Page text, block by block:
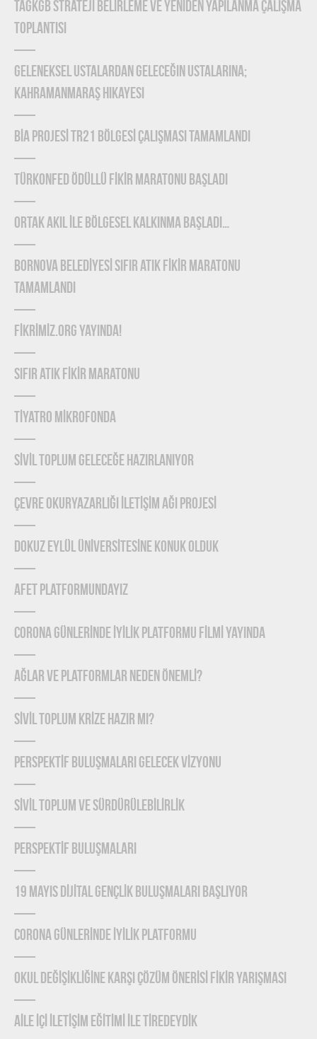
TAGKGB STRATEJİ BELİRLEME ve YENİDEN YAPILANMA ÇALIŞMA
TOPLANTISI
Geleneksel Ustalardan Geleceğin Ustalarına;
Kahramanmaraş Hikayesi
BİA PROJESİ TR21 BÖLGESİ ÇALIŞMASI TAMAMLANDI
TÜRKONFED Ödüllü FİKİR Maratonu Başladı
ORTAK AKIL İLE BÖLGESEL KALKINMA BAŞLADI…
BORNOVA BELEDİYESİ SIFIR ATIK FİKİR MARATONU
TAMAMLANDI
FİKRİMİZ.ORG YAYINDA!
SIFIR ATIK FİKİR MARATONU
TİYATRO MİKROFONDA
SİVİL TOPLUM GELECEĞE HAZIRLANIYOR
ÇEVRE OKURYAZARLIĞI İLETİŞİM AĞI PROJESİ
DOKUZ EYLÜL ÜNİVERSİTESİNE KONUK OLDUK
AFET PLATFORMUNDAYIZ
CORONA GÜNLERİNDE İYİLİK PLATFORMU FİLMİ YAYINDA
Ağlar ve Platformlar Neden Önemlİ?
SİVİL TOPLUM KRİZE HAZIR MI?
PERSPEKTİF BULUŞMALARI GELECEK VİZYONU
SİVİL TOPLUM VE SÜRDÜRÜLEBİLİRLİK
PERSPEKTİF BULUŞMALARI
19 MAYIS DİJİTAL GENÇLİK BULUŞMALARI BAŞLIYOR
CORONA GÜNLERİNDE İYİLİK PLATFORMU
OKUL DEĞİŞİKLİĞİNE KARŞI ÇÖZÜM ÖNERİSİ FİKİR YARIŞMASI
AİLE İÇİ İLETİŞİM EĞİTİMİ İLE TİREDEYDİK